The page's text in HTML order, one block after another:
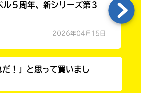
ル５周年、新シリーズ第３
2026年04月15日
！」と思って買いまし